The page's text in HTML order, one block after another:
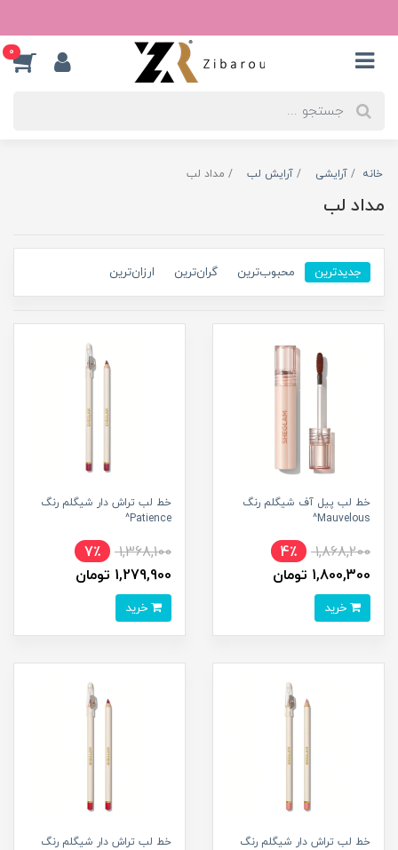
0
خانه آرایشی آرایش لب مداد لب
مداد لب
جدیدترین محبوب‌ترین گران‌ترین ارزان‌ترین
خط لب پیل آف شیگلم رنگ
Mauvelous^
1,868,200
4٪
1,800,300 تومان
خط لب تراش دار شیگلم رنگ
Patience^
1,368,100
7٪
1,279,900 تومان
خط لب تراش دار شیگلم رنگ
خط لب تراش دار شیگلم رنگ